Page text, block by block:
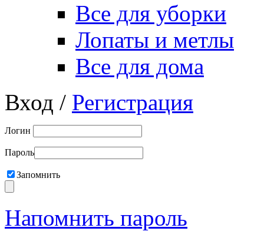
Все для уборки
Лопаты и метлы
Все для дома
Вход / Регистрация
Логин
Пароль
Запомнить
Напомнить пароль